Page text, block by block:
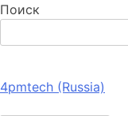
4pmtech (Russia)
Поиск